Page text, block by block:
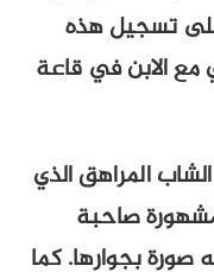
تسجيل هذه
مع الابن في قاعة
المراهق الذي
صاحبة
بجوارها. كما